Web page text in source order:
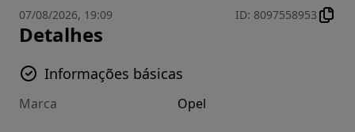
07/08/2026, 19:09 ID: 8097558953
Detalhes
Informações básicas
Marca Opel